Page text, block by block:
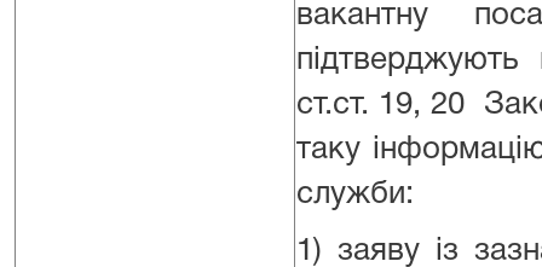
вакантну
ст.ст. 19, 20
таку
служби:
1) заяву із